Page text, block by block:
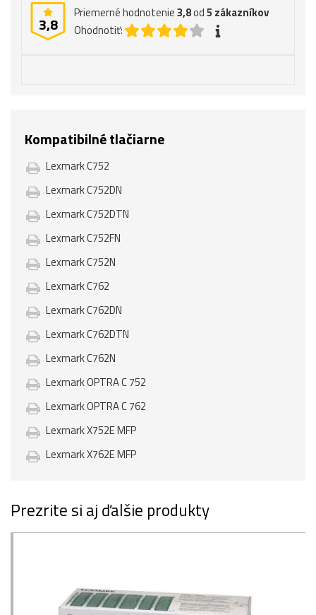
3,8
Priemerné hodnotenie3,8od5 zákazníkov
Ohodnotiť:
Kompatibilné tlačiarne
Lexmark C752
Lexmark C752DN
Lexmark C752DTN
Lexmark C752FN
Lexmark C752N
Lexmark C762
Lexmark C762DN
Lexmark C762DTN
Lexmark C762N
Lexmark OPTRA C 752
Lexmark OPTRA C 762
Lexmark X752E MFP
Lexmark X762E MFP
Prezrite si aj ďalšie produkty